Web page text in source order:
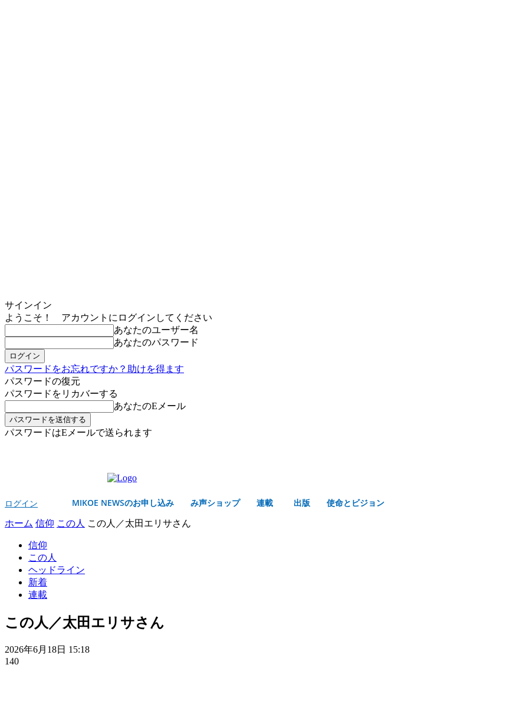
サインイン
ようこそ！ アカウントにログインしてください
あなたのユーザー名
あなたのパスワード
パスワードをお忘れですか？助けを得ます
パスワードの復元
パスワードをリカバーする
あなたのEメール
パスワードはEメールで送られます
ログイン MIKOE NEWSのお申し込み み声ショップ 連載 出版 使命とビジョン
ホーム 信仰 この人 この人／太田エリサさん
信仰
この人
ヘッドライン
新着
連載
この人／太田エリサさん
2026年6月18日 15:18
140